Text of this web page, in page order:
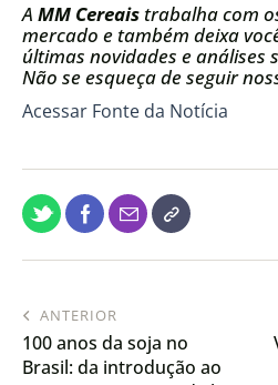
A MM Cereais trabalha com
mercado e também deixa
últimas novidades e análises
Não se esqueça de seguir
Acessar Fonte da Notícia
ANTERIOR
100 anos da soja no
Brasil: da introdução ao